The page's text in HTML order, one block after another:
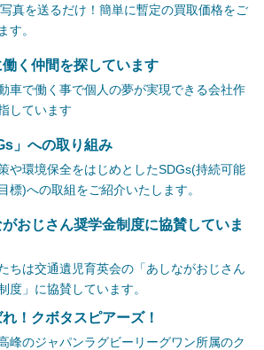
真を送るだけ！簡単に暫定の買取価格をご
す。
く仲間を探しています
車で働く事で個人の夢が実現できる会社作
しています
」への取り組み
や環境保全をはじめとしたSDGs(持続可能
標)への取組をご紹介いたします。
おじさん奨学金制度に協賛していま
ちは交通遺児育英会の「あしながおじさん
度」に協賛しています。
！クボタスピアーズ！
峰のジャパンラグビーリーグワン所属のク